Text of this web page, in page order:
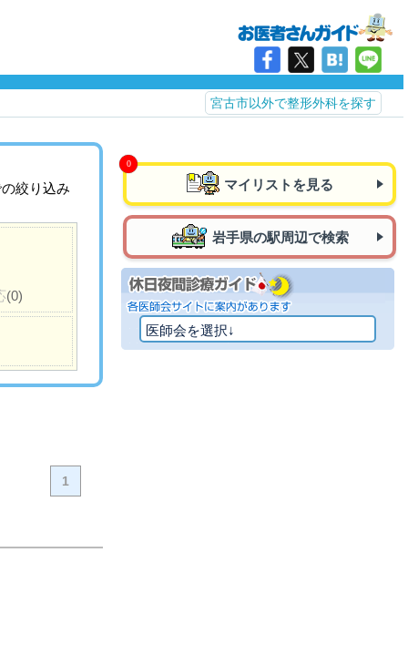
宮古市以外で整形外科を探す
絞り込み
(0)
1
マイリストを見る
岩手県の駅周辺で検索